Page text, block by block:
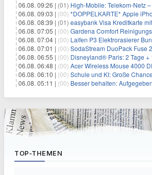
06.08. 09:26 | (01) High-Mobile: Telekom-Netz – 30GB für 9,99€/Monat / 80GB für 12,49€/
06.08. 09:03 | (00) *DOPPELKARTE* Apple iPhone 17 Pro 256GB + 80€ Online Bonus + 50GB 5G +
06.08. 08:39 | (01) easybank Visa Kreditkarte mit 75€ Bonus
06.08. 07:05 | (00) Gardena Comfort
06.08. 07:04 | (00) Laifen P3 Elektrorasierer Bundle für 152,99€ – IPX7,
06.08. 07:01 | (00) SodaStream DuoPack Fuse 2x
06.08. 06:55 | (00) Disneyland® Paris: 2 Tage + 1 Übernachtung im Disney® -Themenhotel ab 179€ p.P. –
06.08. 06:48 | (00) Acer Wireless Mouse 4000 DPI
06.08. 06:10 | (00) Schule und KI: Große Chancen,
06.08. 05:11 | (00) Besser behalten: Aufgegebene Mail-
TOP-THEMEN